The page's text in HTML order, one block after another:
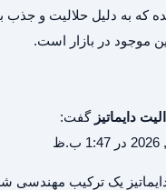
که به دلیل حلالیت و جذب
موجود در بازار است.
دایماتیز گفت:
یک ترکیب مهندسی